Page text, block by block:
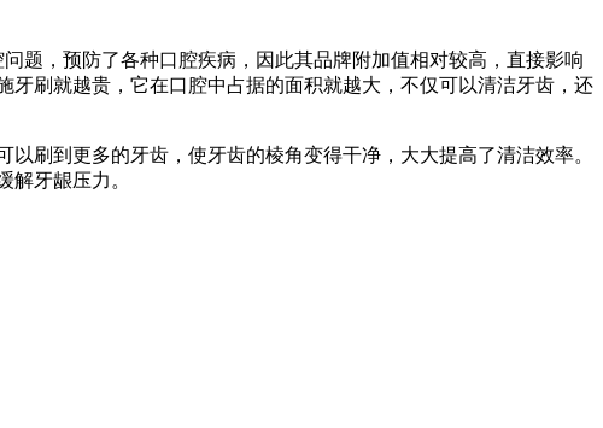
题，预防了各种口腔疾病，因此其品牌附加值相对较高，直接影响
牙刷就越贵，它在口腔中占据的面积就越大，不仅可以清洁牙齿，还
刷到更多的牙齿，使牙齿的棱角变得干净，大大提高了清洁效率。
牙龈压力。